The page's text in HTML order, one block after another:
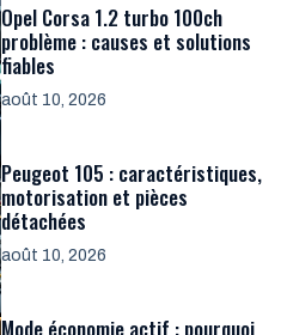
Opel Corsa 1.2 turbo 100ch
problème : causes et solutions
fiables
août 10, 2026
Peugeot 105 : caractéristiques,
motorisation et pièces
détachées
août 10, 2026
Mode économie actif : pourquoi